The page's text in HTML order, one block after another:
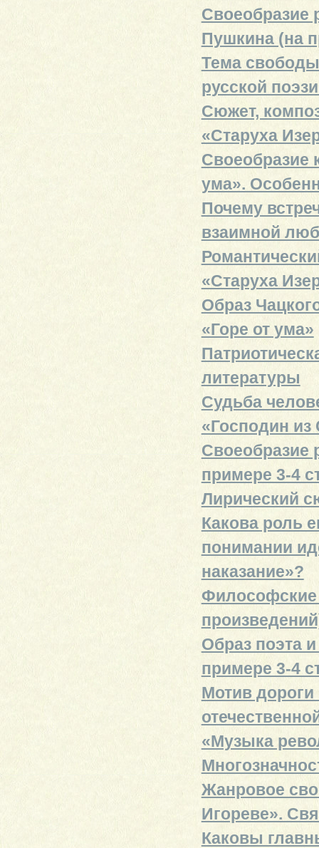
Своеобразие
Пушкина (на
Тема
русской
Сюжет,
«Старуха
Своеобразие
ума».
Почему
взаимной
«Старуха
Образ
«Горе от ума»
литературы
Судьба
«Господин
Своеобразие
примере 3-4
Лирический
Какова роль
понимании
наказание»?
Философские
Образ поэта
примере 3-4
Мотив
«Музыка
Жанровое
Игореве».
Каковы